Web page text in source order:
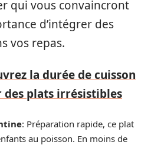
qui vous convaincront
d’intégrer des
vos repas.
la durée de cuisson
plats irrésistibles
: Préparation rapide, ce plat
au poisson. En moins de